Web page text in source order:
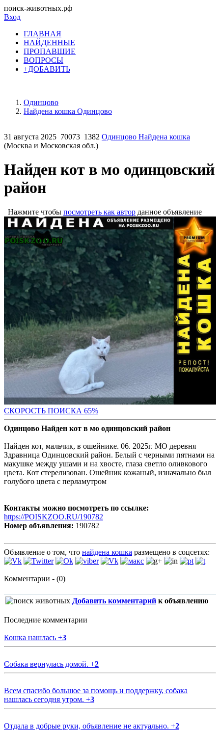
поиск-животных.рф
Вход
ГЛАВНАЯ
НАЙДЕННЫЕ
ПРОПАВШИЕ
ВОПРОСЫ
+ДОБАВИТЬ
Одинцово
Найдена кошка Одинцово
31 августа 2025 70073 1382 Одинцово Найдена кошка
(Москва и Московская обл.)
Найден кот в мо одинцовский
район
Нажмите чтобы посмотреть как автор данное объявление
СКОРОСТЬ ПОИСКА 65%
Одинцово Найден кот в мо одинцовский район
Найден кот, мальчик, в ошейнике. 06. 2025г. МО деревня
Здравница Одинцовский район. Белый с черными пятнами на
макушке между ушами и на хвосте, глаза светло оливкового
цвета. Кот стерелизован. Ошейник кожаный, изначально был
голубого цвета с перламутром
Контакты можно посмотреть по ссылке:
https://POISKZOO.RU/190782
Номер объявления: 190782
Объявление о том, что найдена кошка размещено в соцсетях:
Комментарии - (0)
Добавить комментарий к объявлению
Последние комментарии
Кошка нашлась +3
Собака вернулась домой. +2
Всем спасибо большое за помощь и поддержку, собака
нашлась сегодня утром. +3
Отдала в добрые руки, объявление не актуально. +2